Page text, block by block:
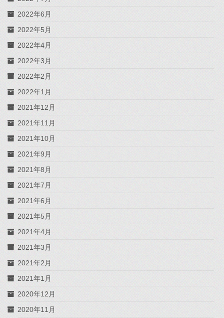
2022年6月
2022年5月
2022年4月
2022年3月
2022年2月
2022年1月
2021年12月
2021年11月
2021年10月
2021年9月
2021年8月
2021年7月
2021年6月
2021年5月
2021年4月
2021年3月
2021年2月
2021年1月
2020年12月
2020年11月